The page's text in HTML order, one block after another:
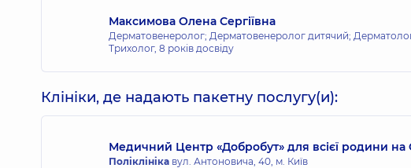
Максимова Олена Сергіївна
Дерматовенеролог; Дерматовенеролог дитячий;
Трихолог, 8 років досвіду
Клініки, де надають пакетну послугу(и):
Медичний Центр «Добробут» для всієї родини на
Поліклініка вул. Антоновича, 40, м. Київ